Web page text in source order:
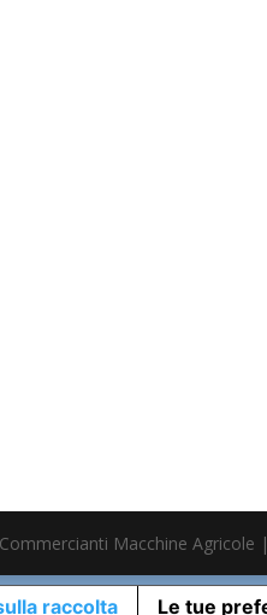
Macchine Agricole |
raccolta Le tue